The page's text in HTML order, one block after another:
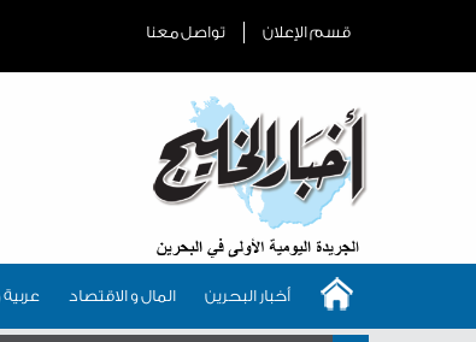
قسم الإعلان تواصل معنا
أخبار البحرين المال و الاقتصاد